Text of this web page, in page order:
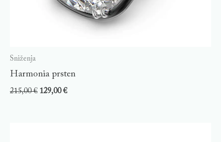
Sniženja
Harmonia prsten
215,00€ 129,00€